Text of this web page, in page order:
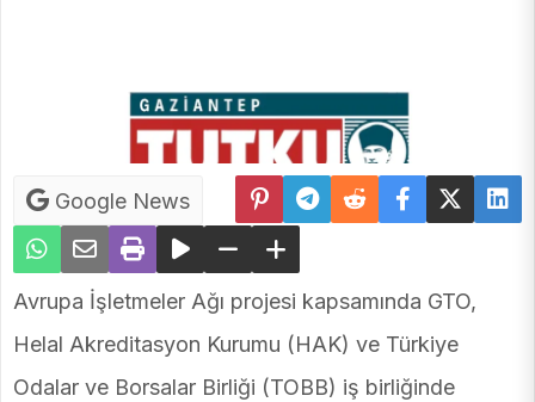
Google News
Avrupa İşletmeler Ağı projesi kapsamında GTO,
Helal Akreditasyon Kurumu (HAK) ve Türkiye
Odalar ve Borsalar Birliği (TOBB) iş birliğinde